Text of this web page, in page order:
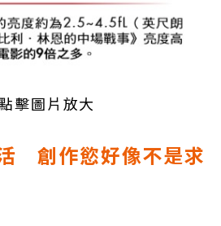
擊圖片放大
創作慾好像不是求